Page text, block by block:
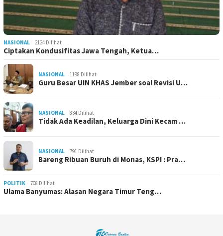
NASIONAL 2124 Dilihat
Ciptakan Kondusifitas Jawa Tengah, Ketua…
NASIONAL 1198 Dilihat
Guru Besar UIN KHAS Jember soal Revisi U…
NASIONAL 834 Dilihat
Tidak Ada Keadilan, Keluarga Dini Kecam …
NASIONAL 791 Dilihat
Bareng Ribuan Buruh di Monas, KSPI : Pra…
POLITIK 708 Dilihat
Ulama Banyumas: Alasan Negara Timur Teng…